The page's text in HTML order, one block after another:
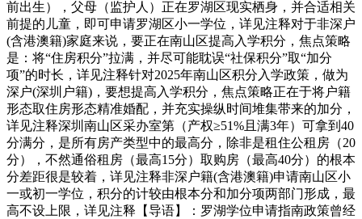
前出生），父母（监护人）正在罗湖区现实栖身，并合适相关
前提的儿童，即可申请罗湖区小一学位，详见注释对于非深户
(含港澳籍)家庭来说，要正在南山区提高入学积分，焦点策略
是：将“住房积分”拉满，并尽可能耽误“社保积分”取“加分
项”的时长，详见注释针对2025年南山区积分入学政策，做为
深户(深圳户籍)，要想提高入学积分，焦点策略正在于将户籍
形态取住房形态精准婚配，并充实操纵时间堆集带来的加分，
详见注释深圳南山区采办室第（产权≥51%且满3年）可拿到40
分满分，是所有房产类型中的最高分，除非是租住公租房（20
分），不然通俗租房（最高15分）取购房（最高40分）的根本
分差距很是较着，详见注释非深户籍(含港澳籍)申请南山区小
一或初一学位，积分的计较由根本分和加分项两部门形成，最
高不设上限，详见注释【导语】：罗湖学位申请指南政策曾经